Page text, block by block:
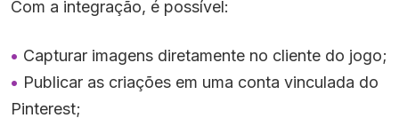
Com a integração, é possível:
Capturar imagens diretamente no cliente do jogo;
Publicar as criações em uma conta vinculada do
Pinterest;